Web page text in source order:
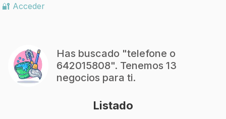
🔐 Acceder
Has buscado "telefone o
642015808". Tenemos 13
negocios para ti.
Listado